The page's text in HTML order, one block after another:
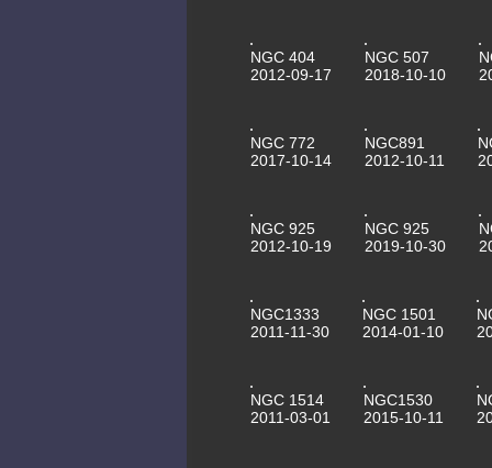
NGC 404
2012-09-17
NGC 507
2018-10-10
NGC 772
2017-10-14
NGC891
2012-10-11
NGC 925
2012-10-19
NGC 925
2019-10-30
NGC1333
2011-11-30
NGC 1501
2014-01-10
NGC 1514
2011-03-01
NGC1530
2015-10-11